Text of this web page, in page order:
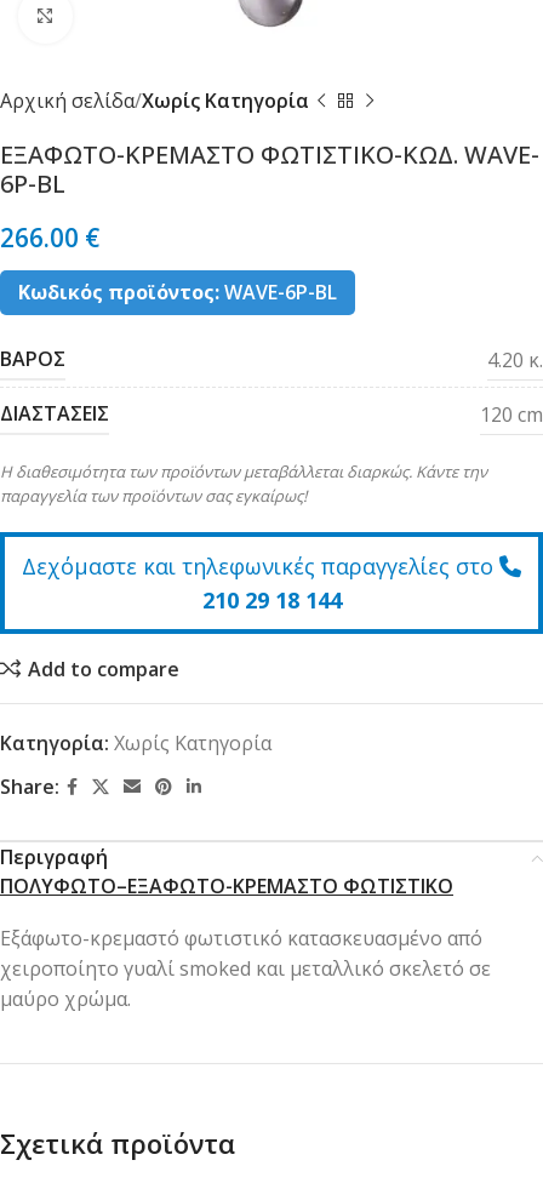
Κλικ για μεγέθυνση
Αρχική σελίδα Χωρίς Κατηγορία
ΕΞΑΦΩΤΟ-ΚΡΕΜΑΣΤΟ ΦΩΤΙΣΤΙΚΟ-ΚΩΔ. WAVE-
6P-BL
266.00 €
Κωδικός προϊόντος:WAVE-6P-BL
ΒΑΡΟΣ 4.20 κ.
ΔΙΑΣΤΑΣΕΙΣ 120 cm
Η διαθεσιμότητα των προϊόντων μεταβάλλεται διαρκώς. Κάντε την
παραγγελία των προϊόντων σας εγκαίρως!
Δεχόμαστε και τηλεφωνικές παραγγελίες στο
210 29 18 144
Add to compare
Κατηγορία: Χωρίς Κατηγορία
Share:
Περιγραφή
ΠΟΛΥΦΩΤΟ–ΕΞΑΦΩΤΟ-ΚΡΕΜΑΣΤΟ ΦΩΤΙΣΤΙΚΟ
Εξάφωτο-κρεμαστό φωτιστικό κατασκευασμένο από
χειροποίητο γυαλί smoked και μεταλλικό σκελετό σε
μαύρο χρώμα.
Σχετικά προϊόντα